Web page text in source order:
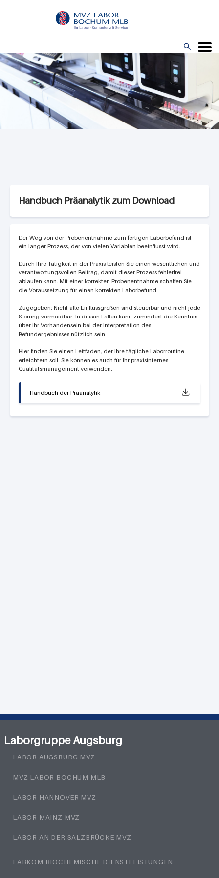
Direkt
zum

Handbuch Präanalytik
Der Weg von der Probenentnahme zum fertigen Laborbefund ist
ein langer Prozess, der von vielen Variablen beeinflusst wird.
Durch Ihre Tätigkeit in der Praxis leisten Sie einen wesentlichen und
verantwortungsvollen Beitrag, damit dieser Prozess fehlerfrei
ablaufen kann. Mit einer korrekten Probenentnahme schaffen Sie
die Voraussetzung für einen korrekten Laborbefund.
Zugegeben: Nicht alle Einflussgrößen sind steuerbar und nicht jede
Störung vermeidbar. In diesen Fällen kann zumindest die Kenntnis
über ihr Vorhandensein bei der Interpretation des
Befundergebnisses nützlich sein.
Hier finden Sie einen Leitfaden, der Ihre tägliche Laborroutine
erleichtern soll. Sie können es auch für Ihr praxisinternes
Qualitätsmanagement verwenden.
Handbuch der Präanalytik
Laborgruppe Augsburg
LABOR AUGSBURG MVZ
MVZ LABOR BOCHUM MLB
LABOR HANNOVER MVZ
LABOR MAINZ MVZ
LABOR AN DER SALZBRÜCKE MVZ
LABKOM BIOCHEMISCHE DIENSTLEISTUNGEN